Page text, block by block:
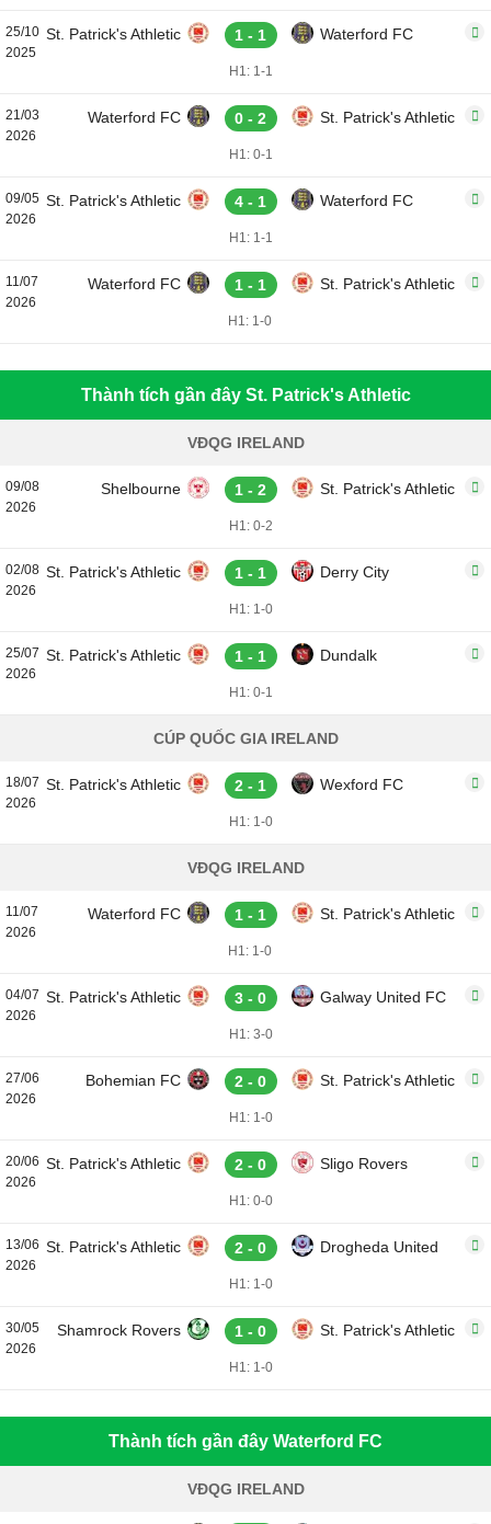
25/10
2025
St. Patrick's Athletic 1 - 1 Waterford FC
H1: 1-1
21/03
2026
Waterford FC 0 - 2 St. Patrick's Athletic
H1: 0-1
09/05
2026
St. Patrick's Athletic 4 - 1 Waterford FC
H1: 1-1
11/07
2026
Waterford FC 1 - 1 St. Patrick's Athletic
H1: 1-0
Thành tích gần đây St. Patrick's Athletic
VĐQG IRELAND
09/08
2026
Shelbourne 1 - 2 St. Patrick's Athletic
H1: 0-2
02/08
2026
St. Patrick's Athletic 1 - 1 Derry City
H1: 1-0
25/07
2026
St. Patrick's Athletic 1 - 1 Dundalk
H1: 0-1
CÚP QUỐC GIA IRELAND
18/07
2026
St. Patrick's Athletic 2 - 1 Wexford FC
H1: 1-0
VĐQG IRELAND
11/07
2026
Waterford FC 1 - 1 St. Patrick's Athletic
H1: 1-0
04/07
2026
St. Patrick's Athletic 3 - 0 Galway United FC
H1: 3-0
27/06
2026
Bohemian FC 2 - 0 St. Patrick's Athletic
H1: 1-0
20/06
2026
St. Patrick's Athletic 2 - 0 Sligo Rovers
H1: 0-0
13/06
2026
St. Patrick's Athletic 2 - 0 Drogheda United
H1: 1-0
30/05
2026
Shamrock Rovers 1 - 0 St. Patrick's Athletic
H1: 1-0
Thành tích gần đây Waterford FC
VĐQG IRELAND